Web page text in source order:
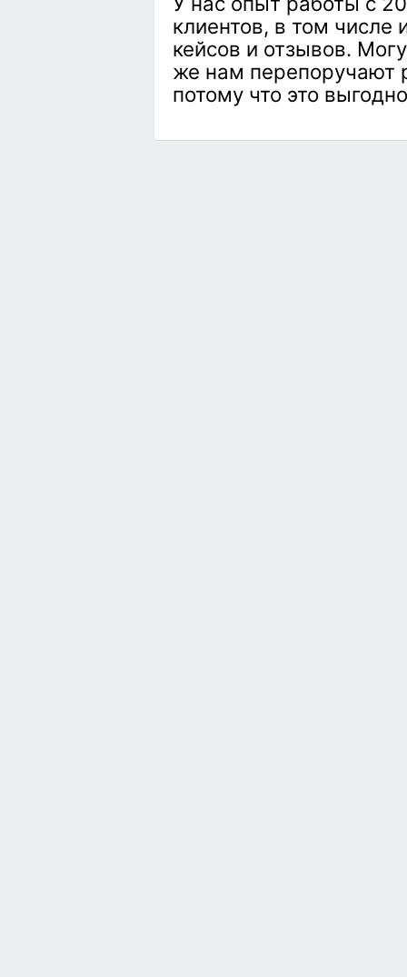
клиентов, в том
кейсов и отзывов.
же нам перепоручают
потому что это